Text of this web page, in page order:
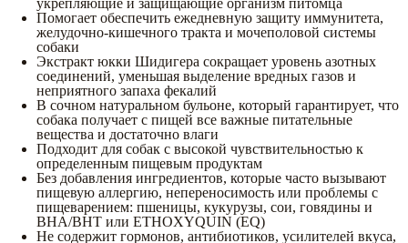
Помогает обеспечить ежедневную защиту иммунитета,
желудочно-кишечного тракта и мочеполовой системы
собаки
Экстракт юкки Шидигера сокращает уровень азотных
соединений, уменьшая выделение вредных газов и
неприятного запаха фекалий
В сочном натуральном бульоне, который гарантирует, что
собака получает с пищей все важные питательные
вещества и достаточно влаги
Подходит для собак с высокой чувствительностью к
определенным пищевым продуктам
Без добавления ингредиентов, которые часто вызывают
пищевую аллергию, непереносимость или проблемы с
пищеварением: пшеницы, кукурузы, сои, говядины и
BHA/BHT или ETHOXYQUIN (EQ)
Не содержит гормонов, антибиотиков, усилителей вкуса,